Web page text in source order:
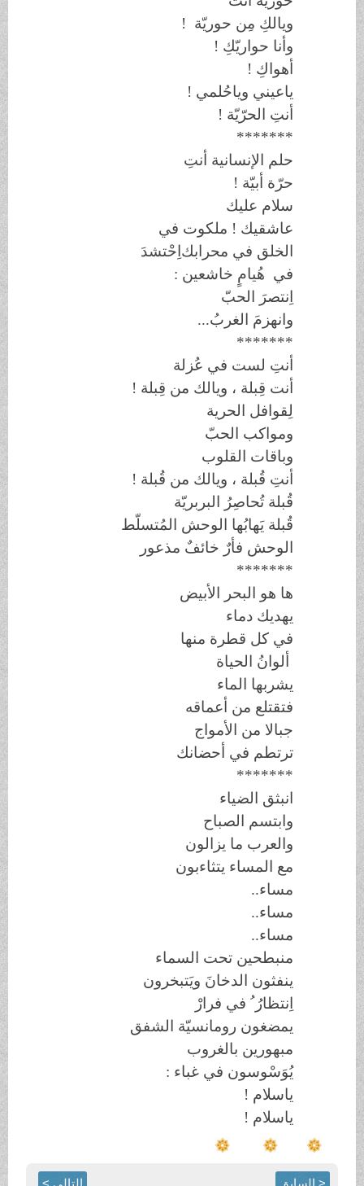
! ويالكِ مِن حوريّة
وأنا حواريّكِ!
أهواكِ!
ياعينيوياحُلمي!
أنتِ الحرّيّة!
*******
حلم الإنسانية أنتِ
حرّةأبيّة!
سلام عليك
عاشقيك !ملكوت
في
الخلق في محرابكاِحْتشدَ
فيهُيامٍخاشعين :
اِنتصرَ الحبّ
وانهزمَ الغربُ...
*******
أنتِ لست في عُزلة
أنت قِبلة ، ويالك من قِبلة!
لِقوافل الحرية
ومواكب الحبّ
وباقات القلوب
أنتِ قُبلة ، ويالك من قُبلة!
قُبلة تُحاصِرُ البربريّة
قُبلة يَهابُها الوحش المُتسلّط
الوحش فأرٌ خائفٌ مذعور
*******
ها هو البحر الأبيض
يهديك دماء
في كل قطرة منها
ألوانُ الحياة
يشربها الماء
فتقتلع من أعماقه
جبالا من الأمواج
ترتطم في أحضانك
*******
انبثق الضياء
وابتسم الصباح
والعرب ما يزالون
مع المساء يتثاءبون
مساء..
مساء..
مساء..
منبطحين تحت السماء
ينفثون الدخانَ ويَتبخرون
اِنتظارُ ُ في فرارْ
يمضغون رومانسيّة الشفق
مبهورين بالغروب
يُوَسْوسون في غباء :
ياسلام!
ياسلام!
< السابق التالي >